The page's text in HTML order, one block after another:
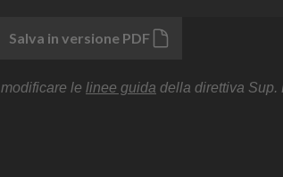
Salva in versione PDF
le linee guida della direttiva Sup.